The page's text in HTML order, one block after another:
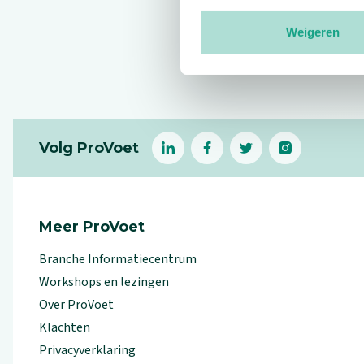
Weigeren
Reviews
Volg ProVoet
linkedin (Let op uitgaande link)
facebook(Let op uitgaande
twitter(Let op
instagram
Meer ProVoet
Branche Informatiecentrum
Workshops en lezingen
Over ProVoet
Klachten
Privacyverklaring